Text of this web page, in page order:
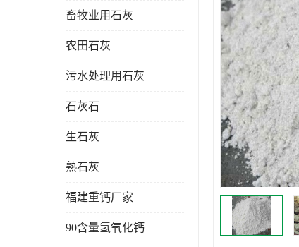
畜牧业用石灰
农田石灰
污水处理用石灰
石灰石
生石灰
熟石灰
福建重钙厂家
90含量氢氧化钙